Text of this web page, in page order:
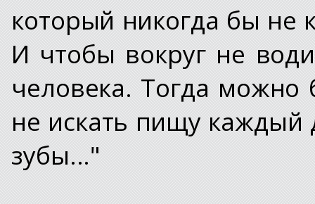
который никогда бы не
И чтобы вокруг не
человека. Тогда можно
не искать пищу каждый
зубы..."